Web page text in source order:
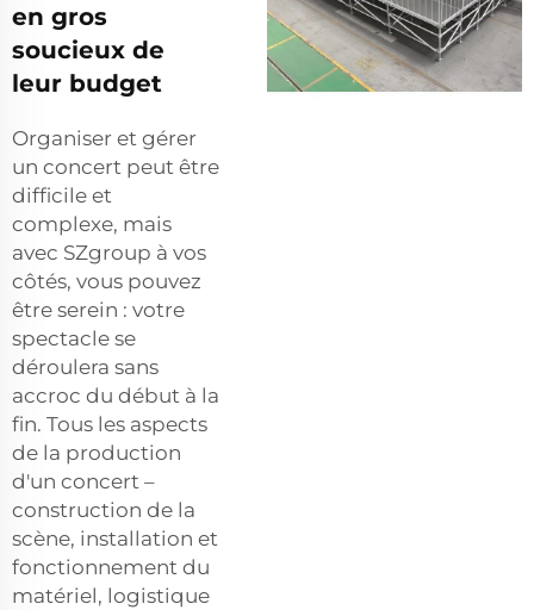
en gros
soucieux de
leur budget
Organiser et gérer
un concert peut être
difficile et
complexe, mais
avec SZgroup à vos
côtés, vous pouvez
être serein : votre
spectacle se
déroulera sans
accroc du début à la
fin. Tous les aspects
de la production
d'un concert –
construction de la
scène, installation et
fonctionnement du
matériel, logistique